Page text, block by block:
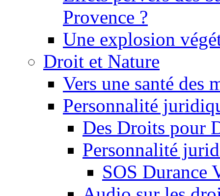
Provence ?
Une explosion
Droit et Nature
Vers une santé des
Personnalité
Des Droits pour
Personnalité
SOS Durance